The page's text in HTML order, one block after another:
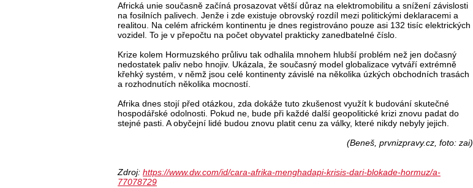
Africká unie současně začíná prosazovat větší důraz na elektromobilitu a snížení závislosti
na fosilních palivech. Jenže i zde existuje obrovský rozdíl mezi politickými deklaracemi a
realitou. Na celém africkém kontinentu je dnes registrováno pouze asi 132 tisíc elektrických
vozidel. To je v přepočtu na počet obyvatel prakticky zanedbatelné číslo.
Krize kolem Hormuzského průlivu tak odhalila mnohem hlubší problém než jen dočasný
nedostatek paliv nebo hnojiv. Ukázala, že současný model globalizace vytváří extrémně
křehký systém, v němž jsou celé kontinenty závislé na několika úzkých obchodních trasách
a rozhodnutích několika mocností.
Afrika dnes stojí před otázkou, zda dokáže tuto zkušenost využít k budování skutečné
hospodářské odolnosti. Pokud ne, bude při každé další geopolitické krizi znovu padat do
stejné pasti. A obyčejní lidé budou znovu platit cenu za války, které nikdy nebyly jejich.
(Beneš, prvnizpravy.cz, foto: zai)
Zdroj: https://www.dw.com/id/cara-afrika-menghadapi-krisis-dari-blokade-hormuz/a-
77078729